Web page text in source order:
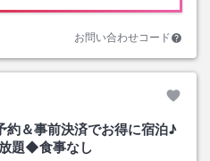
お問い合わせコード
約＆事前決済でお得に宿泊♪
題◆食事なし